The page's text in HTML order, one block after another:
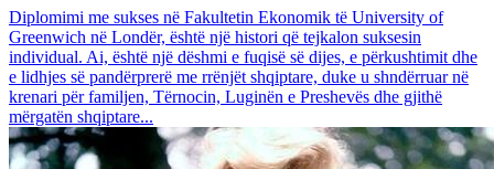
Diplomimi me sukses në Fakultetin Ekonomik të University of
Greenwich në Londër, është një histori që tejkalon suksesin
individual. Ai, është një dëshmi e fuqisë së dijes, e përkushtimit dhe
e lidhjes së pandërprerë me rrënjët shqiptare, duke u shndërruar në
krenari për familjen, Tërnocin, Luginën e Preshevës dhe gjithë
mërgatën shqiptare...